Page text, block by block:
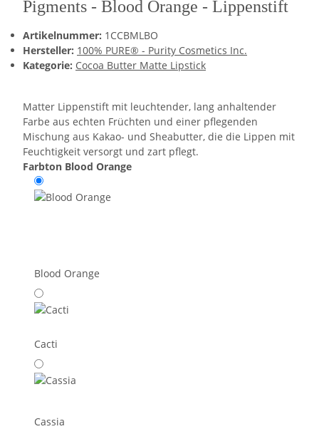
Pigments - Blood Orange - Lippenstift
Artikelnummer: 1CCBMLBO
Hersteller: 100% PURE® - Purity Cosmetics Inc.
Kategorie: Cocoa Butter Matte Lipstick
Matter Lippenstift mit leuchtender, lang anhaltender
Farbe aus echten Früchten und einer pflegenden
Mischung aus Kakao- und Sheabutter, die die Lippen mit
Feuchtigkeit versorgt und zart pflegt.
Farbton Blood Orange
Blood Orange
Cacti
Cassia